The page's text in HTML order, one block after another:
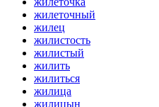
жилеточный
жилец
жилистость
жилистый
жилить
жилиться
жилица
жилицын